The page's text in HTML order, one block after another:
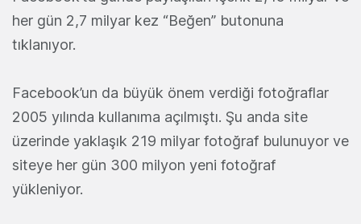
her gün 2,7 milyar kez “Beğen” butonuna
tıklanıyor.
Facebook’un da büyük önem verdiği fotoğraflar
2005 yılında kullanıma açılmıştı. Şu anda site
üzerinde yaklaşık 219 milyar fotoğraf bulunuyor ve
siteye her gün 300 milyon yeni fotoğraf
yükleniyor.